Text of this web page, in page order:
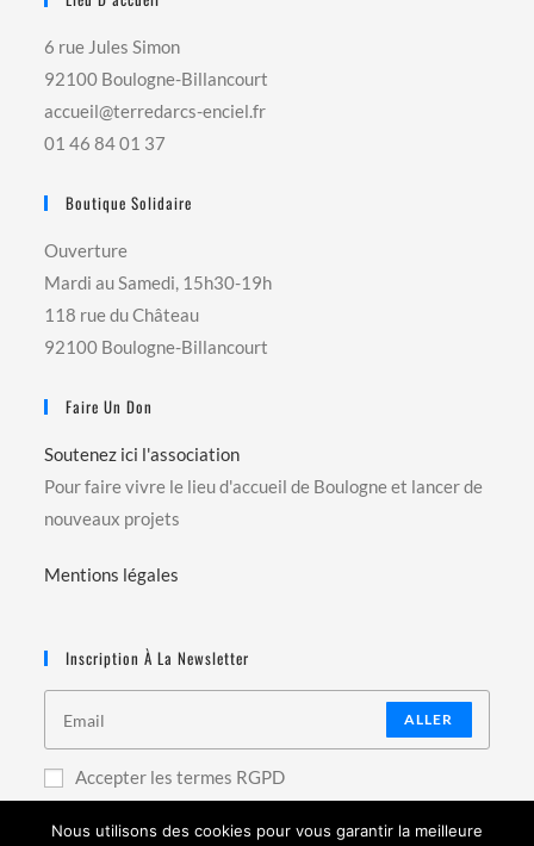
6 rue Jules Simon
92100 Boulogne-Billancourt
accueil@terredarcs-enciel.fr
01 46 84 01 37
Boutique Solidaire
Ouverture
Mardi au Samedi, 15h30-19h
118 rue du Château
92100 Boulogne-Billancourt
Faire Un Don
Soutenez ici l'association
Pour faire vivre le lieu d'accueil de Boulogne et lancer de
nouveaux projets
Mentions légales
Inscription À La Newsletter
ALLER
Accepter les termes RGPD
Nous utilisons des cookies pour vous garantir la meilleure